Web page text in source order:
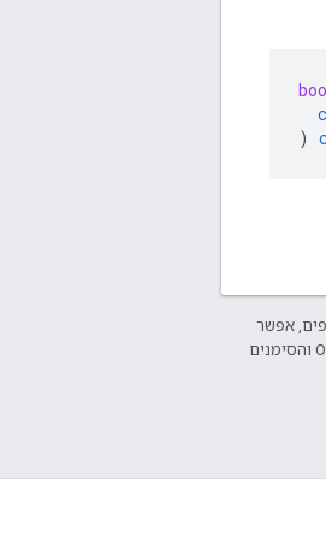
)
אפשר
.‏ Java הוא סימן מסחרי רשום של חברת Oracle ו/או של השותפים העצמאיים שלה. ‫OPENTHREAD והסימנים